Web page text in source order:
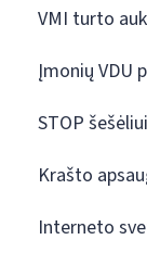
VMI turto
Įmonių VDU
STOP šešėliui
Krašto
Interneto